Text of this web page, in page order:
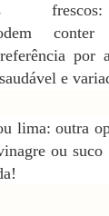
conter
por
e
lima: outra
ou suco